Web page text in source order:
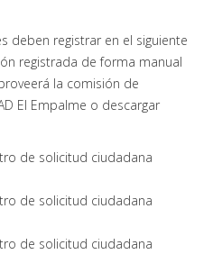
deben registrar en el siguiente
registrada de forma manual
la comisión de
El Empalme o descargar
de solicitud ciudadana
de solicitud ciudadana
de solicitud ciudadana